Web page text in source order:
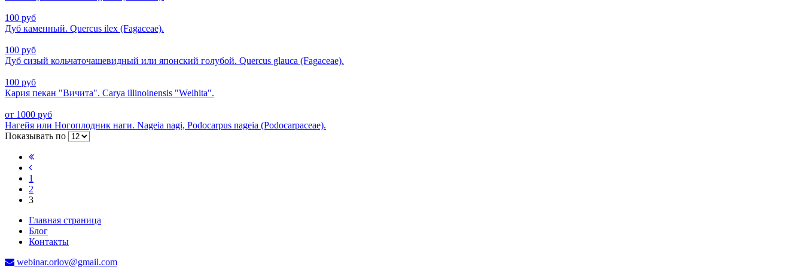
100 руб
Дуб каменный. Quercus ilex (Fagaceae).
100 руб
Дуб сизый кольчаточашевидный или японский голубой. Quercus glauca (Fagaceae).
100 руб
Кария пекан "Вичита". Carya illinoinensis "Weihita".
от 1000 руб
Нагейя или Ногоплодник наги. Nageia nagi, Podocarpus nagеiа (Podocarpaceae).
Показывать по
1
2
3
Главная страница
Блог
Контакты
webinar.orlov@gmail.com